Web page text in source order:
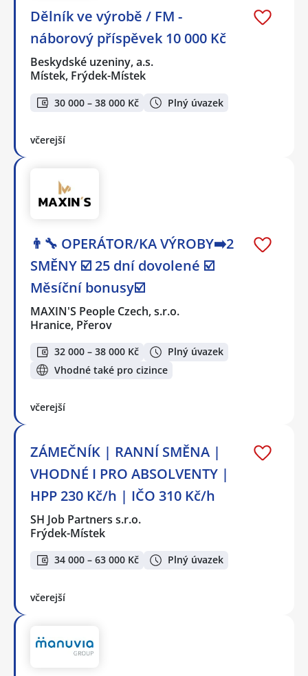
Dělník ve výrobě / FM -
náborový příspěvek 10 000 Kč
Beskydské uzeniny, a.s.
Místek, Frýdek-Místek
30 000 – 38 000 Kč Plný úvazek
včerejší
👨‍🔧 OPERÁTOR/KA VÝROBY➡️2
SMĚNY ☑️ 25 dní dovolené ☑️
Měsíční bonusy☑️
MAXIN'S People Czech, s.r.o.
Hranice, Přerov
32 000 – 38 000 Kč
Plný úvazek
Vhodné také pro cizince
včerejší
ZÁMEČNÍK | RANNÍ SMĚNA |
VHODNÉ I PRO ABSOLVENTY |
HPP 230 Kč/h | IČO 310 Kč/h
SH Job Partners s.r.o.
Frýdek-Místek
34 000 – 63 000 Kč Plný úvazek
včerejší